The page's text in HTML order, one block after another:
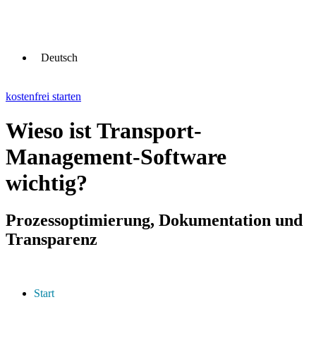
Deutsch
kostenfrei starten
Wieso ist Transport-
Management-Software
wichtig?
Prozessoptimierung, Dokumentation und
Transparenz
Start